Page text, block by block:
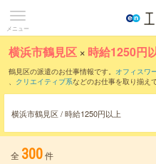
メニュー
横浜市鶴見区 × 時給1250円
鶴見区の派遣のお仕事情報です。 オフィスワ
、 クリエイティブ系などのお仕事を取り揃え
横浜市鶴見区 / 時給1250円以上
全 300件